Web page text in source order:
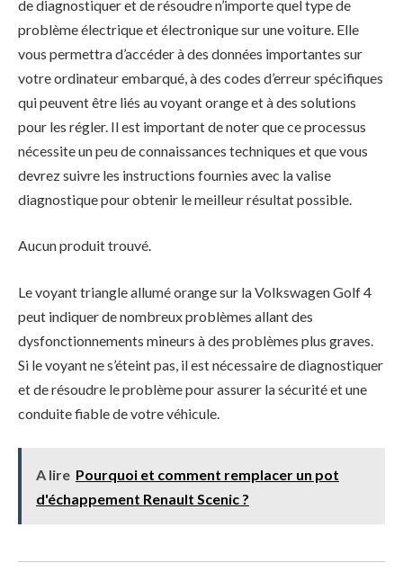
de diagnostiquer et de résoudre n’importe quel type de
problème électrique et électronique sur une voiture. Elle
vous permettra d’accéder à des données importantes sur
votre ordinateur embarqué, à des codes d’erreur spécifiques
qui peuvent être liés au voyant orange et à des solutions
pour les régler. Il est important de noter que ce processus
nécessite un peu de connaissances techniques et que vous
devrez suivre les instructions fournies avec la valise
diagnostique pour obtenir le meilleur résultat possible.
Aucun produit trouvé.
Le voyant triangle allumé orange sur la Volkswagen Golf 4
peut indiquer de nombreux problèmes allant des
dysfonctionnements mineurs à des problèmes plus graves.
Si le voyant ne s’éteint pas, il est nécessaire de diagnostiquer
et de résoudre le problème pour assurer la sécurité et une
conduite fiable de votre véhicule.
A lire Pourquoi et comment remplacer un pot
d'échappement Renault Scenic ?